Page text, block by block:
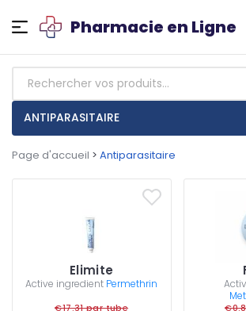
Pharmacie en Ligne
ANTIPARASITAIRE
Page d'accueil > Antiparasitaire
Elimite
Active ingredient Permethrin
€17.31 par tube